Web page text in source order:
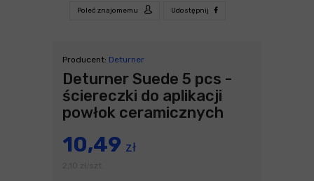
Poleć znajomemu Udostępnij
Producent: Deturner
Deturner Suede 5 pcs -
ściereczki do aplikacji
powłok ceramicznych
10,49 zł